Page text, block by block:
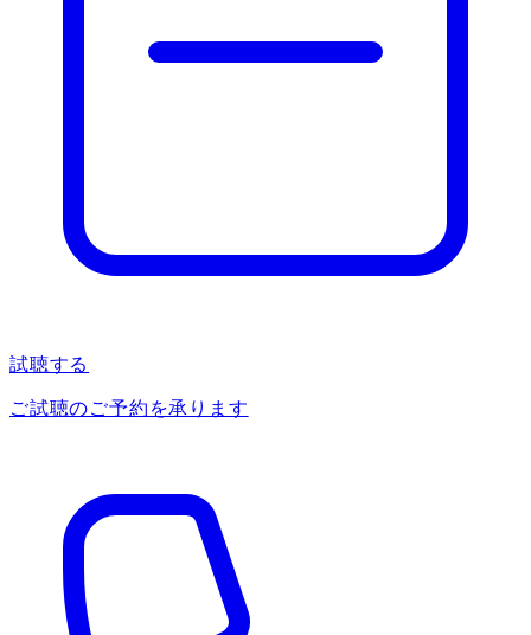
試聴する
ご試聴のご予約を承ります